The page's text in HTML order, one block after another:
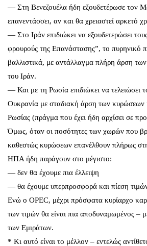
— Στη Βενεζουέλα ήδη εξουδετέρωσε τον
επανεντάσσει, αν και θα χρειαστεί αρκετό
— Στο Ιράν επιδιώκει να εξουδετερώσει
φρουρούς της Επανάστασης”, το πυρηνικό
βαλλιστικά, με αντάλλαγμα πλήρη άρση
του Ιράν.
— Και με τη Ρωσία επιδιώκει να τελειώσει
Ουκρανία με σταδιακή άρση των κυρώσεων
Ρωσίας (πράγμα που έχει ήδη αρχίσει σε
Όμως, όταν οι ποσότητες των χωρών που
καθεστώς κυρώσεων επανέλθουν πλήρως
ΗΠΑ ήδη παράγουν στο μέγιστο:
— δεν θα έχουμε πια έλλειψη
— θα έχουμε υπερπροσφορά και πίεση
Ενώ ο OPEC, μέχρι πρόσφατα κυρίαρχο
των τιμών θα είναι πια αποδυναμωμένος –
των Εμιράτων.
* Κι αυτό είναι το μέλλον – εντελώς